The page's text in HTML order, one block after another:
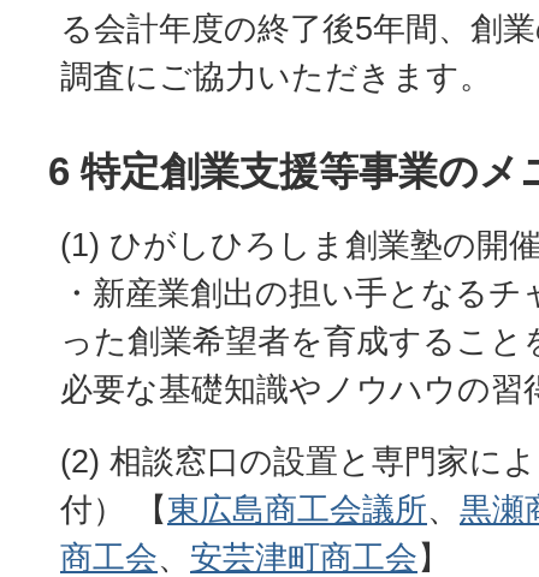
る会計年度の終了後5年間、創
調査にご協力いただきます。
6 特定創業支援等事業のメ
(1) ひがしひろしま創業塾の開
・新産業創出の担い手となる
った創業希望者を育成すること
必要な基礎知識やノウハウの習
(2) 相談窓口の設置と専門家に
付） 【東広島商工会議所、 黒瀬
商工会、 安芸津町商工会】